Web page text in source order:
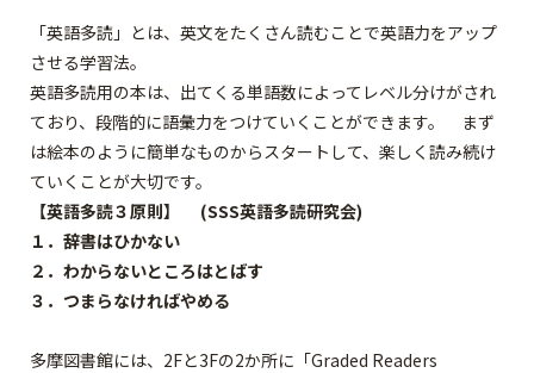
「英語多読」とは、英文をたくさん読むことで英語力をアップ
させる学習法。
英語多読用の本は、出てくる単語数によってレベル分けがされ
ており、段階的に語彙力をつけていくことができます。 まず
は絵本のように簡単なものからスタートして、楽しく読み続け
ていくことが大切です。
【英語多読３原則】 (SSS英語多読研究会)
１．辞書はひかない
２．わからないところはとばす
３．つまらなければやめる
多摩図書館には、2Fと3Fの2か所に「Graded Readers